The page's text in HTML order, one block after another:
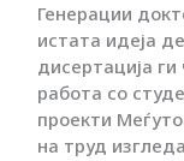
Генерации
истата идеја
дисертација
работа со
проекти
на труд